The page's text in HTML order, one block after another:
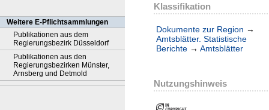
Weitere E-Pflichtsammlungen
Publikationen aus dem
Regierungsbezirk Düsseldorf
Publikationen aus den
Regierungsbezirken Münster,
Arnsberg und Detmold
Klassifikation
Dokumente zur Region →
Amtsblätter. Statistische
Berichte → Amtsblätter
Nutzungshinweis